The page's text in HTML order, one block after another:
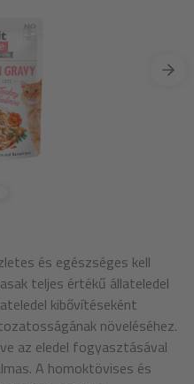
és egészséges kell
teljes értékű állateledel
kibővítéseként
növeléséhez.
az eledel fogyasztásával
A homoktövises és